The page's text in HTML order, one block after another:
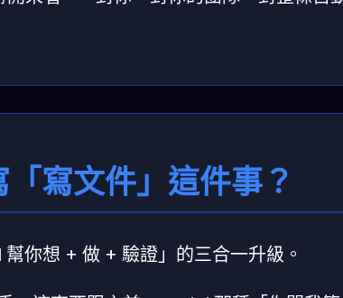
寫文件」這件事？
你想 + 做 + 驗證」的三合一升級。